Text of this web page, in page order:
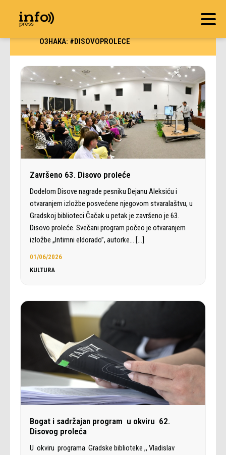
ОЗНАКА:#DISOVOPROLEĆE
Završeno 63. Disovo proleće
Dodelom Disove nagrade pesniku Dejanu Aleksiću i
otvaranjem izložbe posvećene njegovom stvaralaštvu, u
Gradskoj biblioteci Čačak u petak je završeno je 63.
Disovo proleće. Svečani program počeo je otvaranjem
izložbe „Intimni eldorado”, autorke… […]
01/06/2026
KULTURA
Bogat i sadržajan program u okviru 62.
Disovog proleća
U okviru programa Gradske biblioteke ,, Vladislav